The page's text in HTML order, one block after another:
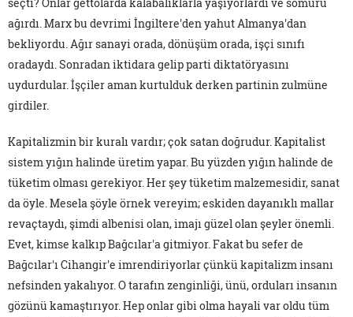
ağırdı. Marx bu devrimi İngiltere'den yahut Almanya'dan
bekliyordu. Ağır sanayi orada, dönüşüm orada, işçi sınıfı
oradaydı. Sonradan iktidara gelip parti diktatöryasını
uydurdular. İşçiler aman kurtulduk derken partinin zulmüne
girdiler.
Kapitalizmin bir kuralı vardır; çok satan doğrudur. Kapitalist
sistem yığın halinde üretim yapar. Bu yüzden yığın halinde de
tüketim olması gerekiyor. Her şey tüketim malzemesidir, sanat
da öyle. Mesela şöyle örnek vereyim; eskiden dayanıklı mallar
revaçtaydı, şimdi albenisi olan, imajı güzel olan şeyler önemli.
Evet, kimse kalkıp Bağcılar'a gitmiyor. Fakat bu sefer de
Bağcılar'ı Cihangir'e imrendiriyorlar çünkü kapitalizm insanı
nefsinden yakalıyor. O tarafın zenginliği, ünü, orduları insanın
gözünü kamaştırıyor. Hep onlar gibi olma hayali var oldu tüm